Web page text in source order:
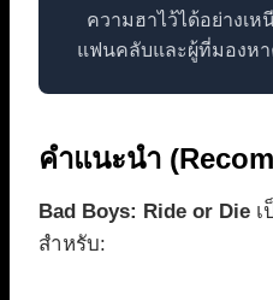
ความฮาไว้ได้อย่างเ
แฟนคลับและผู้ที่มองหา
คำแนะนำ
Bad Boys: Ride or Die
สำหรับ: